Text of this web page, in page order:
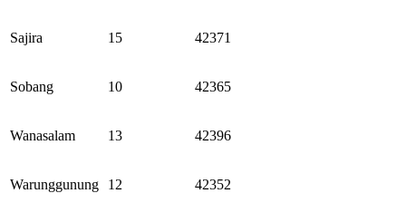
Sajira 15 42371
Sobang 10 42365
Wanasalam 13 42396
Warunggunung 12 42352